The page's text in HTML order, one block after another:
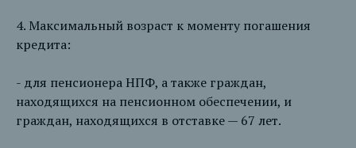
4. Максимальный возраст к моменту погашения
кредита:
- для пенсионера НПФ, а также граждан,
находящихся на пенсионном обеспечении, и
граждан, находящихся в отставке — 67 лет.